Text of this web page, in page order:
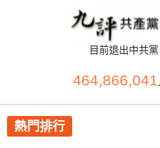
目前退出中共
464,866,041
熱門排行